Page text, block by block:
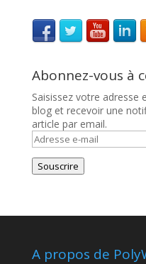
Abonnez-vous à
Saisissez votre adresse
blog et recevoir une
article par email.
Adresse
e-
mail
Souscrire
A propos de